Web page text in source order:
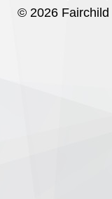
© 2026 Fairchild